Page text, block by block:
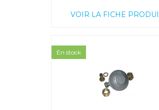
VOIR LA FICHE
En stock